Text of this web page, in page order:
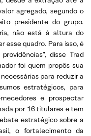
agregado, segundo o
presidente do grupo.
não está à altura do
esse quadro. Para isso, é
disse Trad
foi quem propôs sua
para reduzir a
estratégicos, para
e prospectar
por 16 titulares e tem
estratégico sobre a
o fortalecimento da